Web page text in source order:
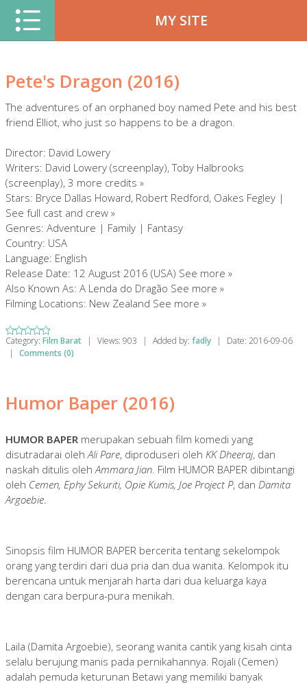
MY SITE
Pete's Dragon (2016)
The adventures of an orphaned boy named Pete and his best
friend Elliot, who just so happens to be a dragon.
Director: David Lowery
Writers: David Lowery (screenplay), Toby Halbrooks
(screenplay), 3 more credits »
Stars: Bryce Dallas Howard, Robert Redford, Oakes Fegley |
See full cast and crew »
Genres: Adventure | Family | Fantasy
Country: USA
Language: English
Release Date: 12 August 2016 (USA) See more »
Also Known As: A Lenda do Dragão See more »
Filming Locations: New Zealand See more »
Category: Film Barat | Views: 903 | Added by: fadly | Date: 2016-09-06
|
Comments (0)
Humor Baper (2016)
HUMOR BAPER merupakan sebuah film komedi yang
disutradarai olehAli Pare, diproduseri oleh KK Dheeraj, dan
naskah ditulis olehAmmara Jian. Film HUMOR BAPER dibintangi
oleh Cemen, Ephy Sekuriti, Opie Kumis, Joe Project P, dan Damita
Argoebie.
Sinopsis film HUMOR BAPER bercerita tentang sekelompok
orang yang terdiri dari dua pria dan dua wanita. Kelompok itu
berencana untuk menjarah harta dari dua keluarga kaya
dengan cara berpura-pura menikah.
Laila (Damita Argoebie), seorang wanita cantik yang kisah cinta
selalu berujung manis pada pernikahannya. Rojali (Cemen)
adalah pemuda keturunan Betawi yang memiliki banyak